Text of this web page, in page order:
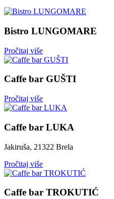
Bistro LUNGOMARE
Pročitaj više
Caffe bar GUŠTI
Pročitaj više
Caffe bar LUKA
Jakiruša, 21322 Brela
Pročitaj više
Caffe bar TROKUTIĆ